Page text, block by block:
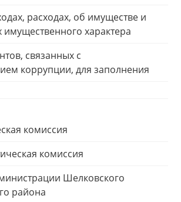
расходах, об имуществе и
имущественного характера
связанных с
коррупции, для заполнения
комиссия
комиссия
Шелковского
района